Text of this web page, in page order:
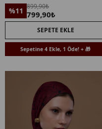
%11 899,90₺
799,90₺
SEPETE EKLE
Sepetine 4 Ekle, 1 Öde! + 🎁